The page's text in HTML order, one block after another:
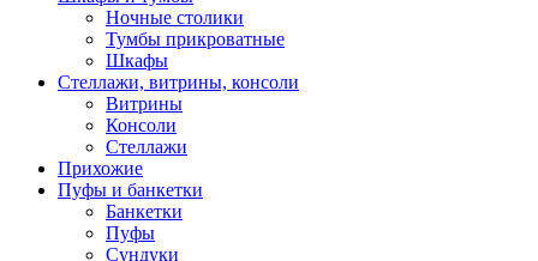
Ночные столики
Тумбы прикроватные
Шкафы
Стеллажи, витрины, консоли
Витрины
Консоли
Стеллажи
Прихожие
Пуфы и банкетки
Банкетки
Пуфы
Сундуки